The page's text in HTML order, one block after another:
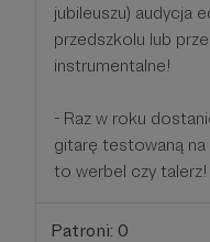
jubileuszu) audycja
przedszkolu lub
instrumentalne!
- Raz w roku
gitarę testowaną
to werbel czy talerz!
Patroni: 0